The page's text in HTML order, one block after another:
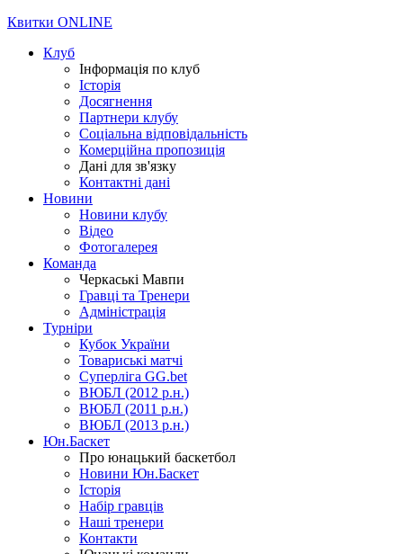
Квитки ONLINE
Клуб
Інформація по клуб
Історія
Досягнення
Партнери клубу
Соціальна відповідальність
Комерційна пропозиція
Дані для зв'язку
Контактні дані
Новини
Новини клубу
Відео
Фотогалерея
Команда
Черкаські Мавпи
Гравці та Тренери
Адміністрація
Турніри
Кубок України
Товариські матчі
Суперліга GG.bet
ВЮБЛ (2012 р.н.)
ВЮБЛ (2011 р.н.)
ВЮБЛ (2013 р.н.)
Юн.Баскет
Про юнацький баскетбол
Новини Юн.Баскет
Історія
Набір гравців
Наші тренери
Контакти